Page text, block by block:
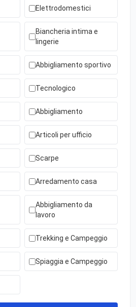
Elettrodomestici
Biancheria intima e
lingerie
Abbigliamento sportivo
Tecnologico
Abbigliamento
Articoli per ufficio
Scarpe
Arredamento casa
Abbigliamento da
lavoro
Trekking e Campeggio
Spiaggia e Campeggio